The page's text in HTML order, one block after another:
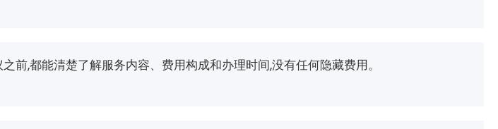
,都能清楚了解服务内容、费用构成和办理时间,没有任何隐藏费用。